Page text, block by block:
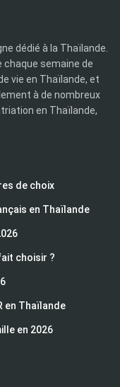
dédié à la Thaïlande.
chaque semaine de
vie en Thaïlande, et
à de nombreux
en Thaïlande,
de choix
en Thaïlande
choisir ?
en Thaïlande
en 2026